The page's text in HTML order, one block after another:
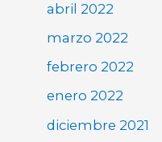
abril 2022
marzo 2022
febrero 2022
enero 2022
diciembre 2021